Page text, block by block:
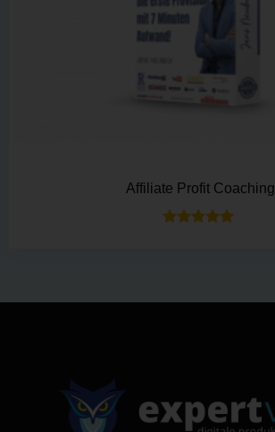
Affiliate Profit Coaching